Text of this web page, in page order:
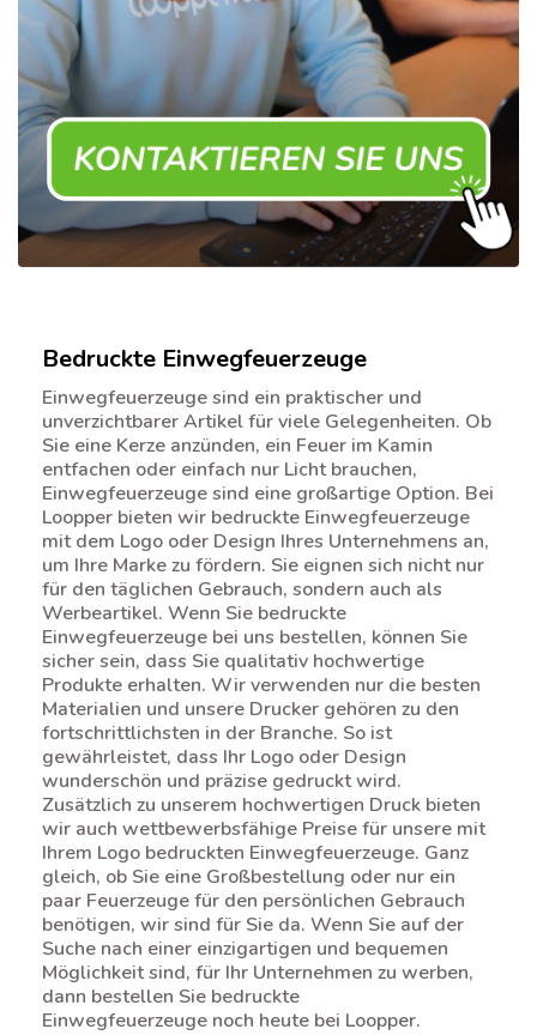
Bedruckte Einwegfeuerzeuge
Einwegfeuerzeuge sind ein praktischer und
unverzichtbarer Artikel für viele Gelegenheiten. Ob
Sie eine Kerze anzünden, ein Feuer im Kamin
entfachen oder einfach nur Licht brauchen,
Einwegfeuerzeuge sind eine großartige Option. Bei
Loopper bieten wir bedruckte Einwegfeuerzeuge
mit dem Logo oder Design Ihres Unternehmens an,
um Ihre Marke zu fördern. Sie eignen sich nicht nur
für den täglichen Gebrauch, sondern auch als
Werbeartikel. Wenn Sie bedruckte
Einwegfeuerzeuge bei uns bestellen, können Sie
sicher sein, dass Sie qualitativ hochwertige
Produkte erhalten. Wir verwenden nur die besten
Materialien und unsere Drucker gehören zu den
fortschrittlichsten in der Branche. So ist
gewährleistet, dass Ihr Logo oder Design
wunderschön und präzise gedruckt wird.
Zusätzlich zu unserem hochwertigen Druck bieten
wir auch wettbewerbsfähige Preise für unsere mit
Ihrem Logo bedruckten Einwegfeuerzeuge. Ganz
gleich, ob Sie eine Großbestellung oder nur ein
paar Feuerzeuge für den persönlichen Gebrauch
benötigen, wir sind für Sie da. Wenn Sie auf der
Suche nach einer einzigartigen und bequemen
Möglichkeit sind, für Ihr Unternehmen zu werben,
dann bestellen Sie bedruckte
Einwegfeuerzeuge noch heute bei Loopper.